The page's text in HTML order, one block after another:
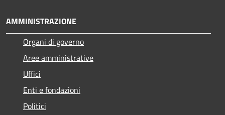
AMMINISTRAZIONE
Organi di governo
Aree amministrative
Uffici
Enti e fondazioni
Politici